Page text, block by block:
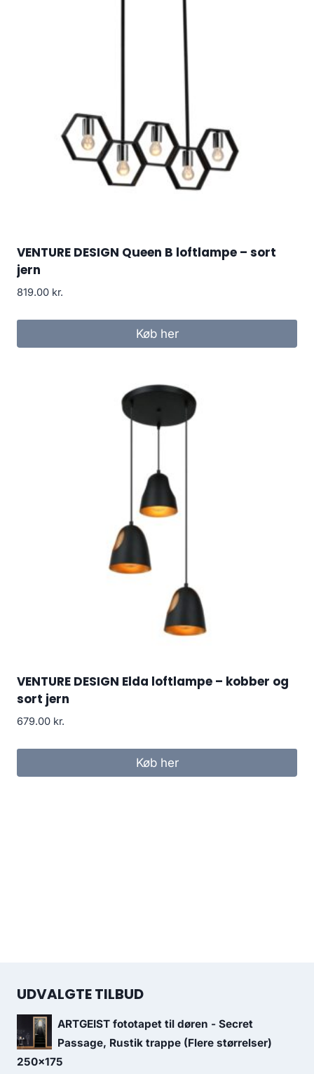
VENTURE DESIGN Queen B loftlampe – sort
jern
819.00 kr.
Køb her
VENTURE DESIGN Elda loftlampe – kobber og
sort jern
679.00 kr.
Køb her
UDVALGTE TILBUD
ARTGEIST fototapet til døren - Secret
Passage, Rustik trappe (Flere størrelser)
250x175